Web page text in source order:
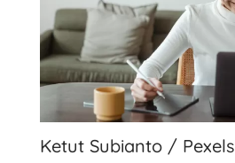
Ketut Subianto / Pexels